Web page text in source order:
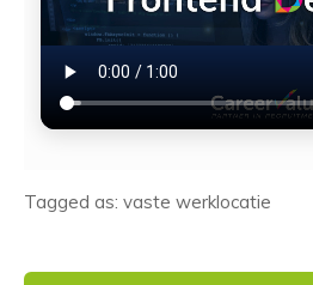
Tagged as: vaste werklocatie